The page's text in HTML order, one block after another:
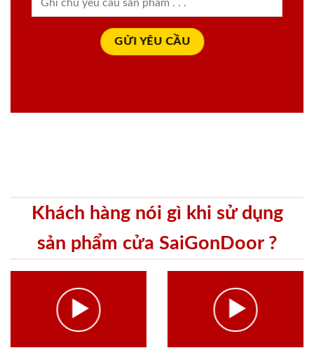
Khách hàng nói gì khi sử dụng
sản phẩm cửa SaiGonDoor ?